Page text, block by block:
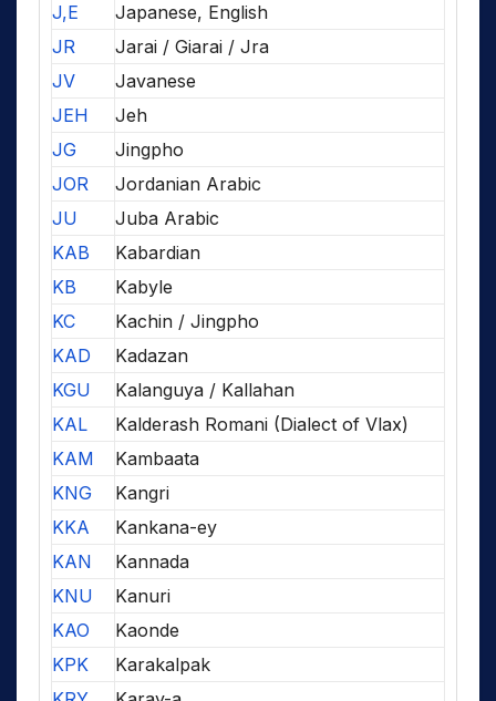
J,E
Japanese, English
JR
Jarai / Giarai / Jra
JV
Javanese
JEH
Jeh
JG
Jingpho
JOR
Jordanian Arabic
JU
Juba Arabic
KAB
Kabardian
KB
Kabyle
KC
Kachin / Jingpho
KAD
Kadazan
KGU
Kalanguya / Kallahan
KAL
Kalderash Romani (Dialect of Vlax)
KAM
Kambaata
KNG
Kangri
KKA
Kankana-ey
KAN
Kannada
KNU
Kanuri
KAO
Kaonde
KPK
Karakalpak